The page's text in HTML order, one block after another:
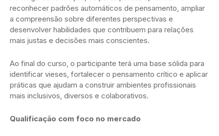
reconhecer padrões automáticos de pensamento, ampliar
a compreensão sobre diferentes perspectivas e
desenvolver habilidades que contribuem para relações
mais justas e decisões mais conscientes.
Ao final do curso, o participante terá uma base sólida para
identificar vieses, fortalecer o pensamento crítico e aplicar
práticas que ajudam a construir ambientes profissionais
mais inclusivos, diversos e colaborativos.
Qualificação com foco no mercado